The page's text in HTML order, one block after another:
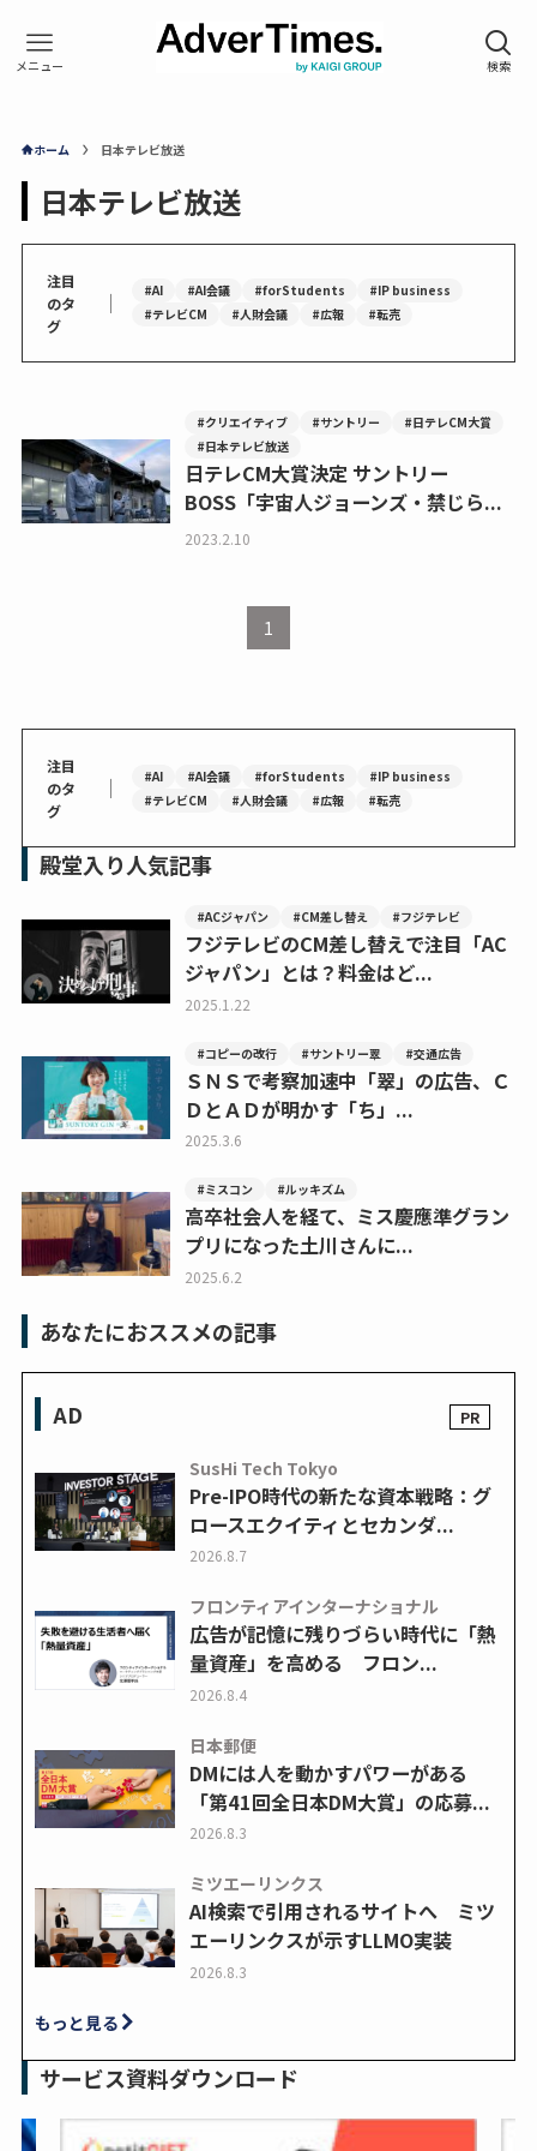
ホーム 日本テレビ放送
日本テレビ放送
注目
のタ
グ
｜ #AI #AI会議 #forStudents
#IP business
#テレビCM
#人財会議 #広報 #転売
#クリエイティブ #サントリー
#日テレCM大賞
#日本テレビ放送
日テレCM大賞決定 サントリー
BOSS「宇宙人ジョーンズ・禁じら...
2023.2.10
1
注目
のタ
グ
｜ #AI #AI会議 #forStudents
#IP business
#テレビCM
#人財会議 #広報 #転売
殿堂入り人気記事
#ACジャパン #CM差し替え #フジテレビ
フジテレビのCM差し替えで注目「AC
ジャパン」とは？料金はど...
2025.1.22
#コピーの改行 #サントリー翠 #交通広告
ＳＮＳで考察加速中「翠」の広告、Ｃ
ＤとＡＤが明かす「ち」...
2025.3.6
#ミスコン #ルッキズム
高卒社会人を経て、ミス慶應準グラン
プリになった土川さんに...
2025.6.2
あなたにおススメの記事
AD
SusHi Tech Tokyo
Pre-IPO時代の新たな資本戦略：グ
ロースエクイティとセカンダ...
2026.8.7
フロンティアインターナショナル
広告が記憶に残りづらい時代に「熱
量資産」を高める フロン...
2026.8.4
日本郵便
DMには人を動かすパワーがある
「第41回全日本DM大賞」の応募...
2026.8.3
ミツエーリンクス
AI検索で引用されるサイトへ ミツ
エーリンクスが示すLLMO実装
2026.8.3
もっと見る
サービス資料ダウンロード